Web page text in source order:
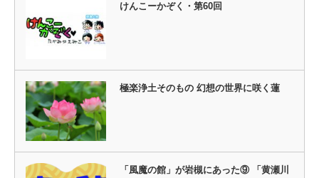
けんこーかぞく・第60回
極楽浄土そのもの 幻想の世界に咲く蓮
「風魔の館」が岩槻にあった⑨ 「黄瀬川